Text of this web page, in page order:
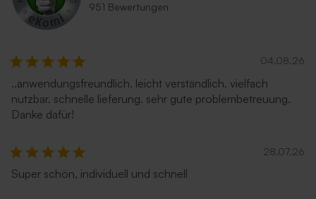
'Eukalyptus'
Neu
951 Bewertungen
04.08.26
..anwendungsfreundlich. leicht verständlich. vielfach
nutzbar. schnelle lieferung. sehr gute problembetreuung.
Danke dafür!
28.07.26
Super schön, individuell und schnell